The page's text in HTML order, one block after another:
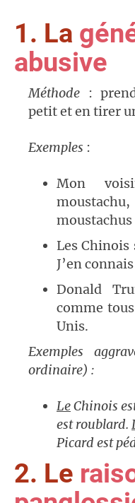
1. La
abusive
Méthode
:
petit et en tirer
Exemples :
Mon
Les Chinois
J’en
Donald
comme
Unis.
Exemples
ordinaire) :
LeChinois
est roublard.
Picard est
2. Le